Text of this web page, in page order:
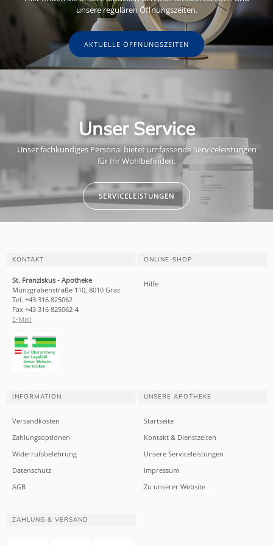
unsere regulären Öffnungszeiten.
AKTUELLE ÖFFNUNGSZEITEN
Unser Service
Unser fachkundiges Personal bietet umfassende Serviceleistungen
für Ihr Wohlbefinden.
SERVICELEISTUNGEN
KONTAKT
St. Franziskus - Apotheke
Münzgrabenstraße 110, 8010 Graz
Tel. +43 316 825062
Fax +43 316 825062-4
E-Mail
ONLINE-SHOP
Hilfe
INFORMATION
Versandkosten
Zahlungsoptionen
Widerrufsbelehrung
Datenschutz
AGB
UNSERE APOTHEKE
Startseite
Kontakt & Dienstzeiten
Unsere Serviceleistungen
Impressum
Zu unserer Website
ZAHLUNG & VERSAND